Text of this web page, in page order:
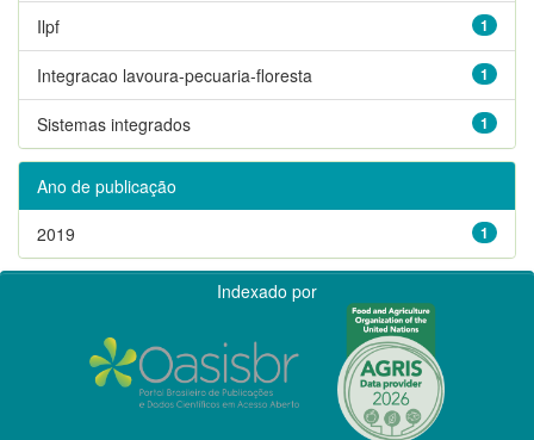
1
Ilpf
1
Integracao lavoura-pecuaria-floresta
1
Sistemas integrados
Ano de publicação
1
2019
Indexado por